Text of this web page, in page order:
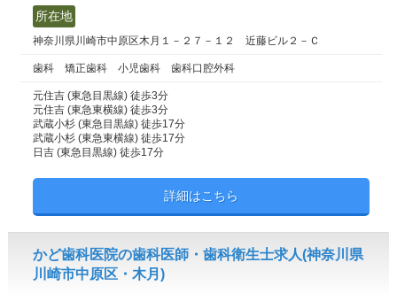
所在地
神奈川県川崎市中原区木月１－２７－１２ 近藤ビル２－Ｃ
歯科 矯正歯科 小児歯科 歯科口腔外科
元住吉 (東急目黒線) 徒歩3分
元住吉 (東急東横線) 徒歩3分
武蔵小杉 (東急目黒線) 徒歩17分
武蔵小杉 (東急東横線) 徒歩17分
日吉 (東急目黒線) 徒歩17分
詳細はこちら
かど歯科医院の歯科医師・歯科衛生士求人(神奈川県
川崎市中原区・木月)